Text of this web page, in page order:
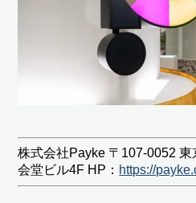
株式会社Payke 〒107-0052
会堂ビル4F HP： https://